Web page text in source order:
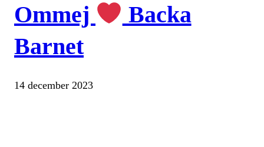
Ommej
Backa
Barnet
14 december 2023